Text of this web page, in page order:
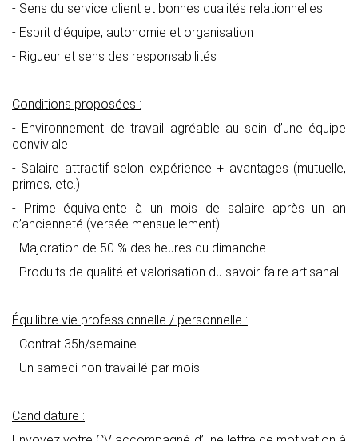
- Sens du service client et bonnes qualités relationnelles
- Esprit d’équipe, autonomie et organisation
- Rigueur et sens des responsabilités
Conditions proposées :
- Environnement de travail agréable au sein d’une équipe
conviviale
- Salaire attractif selon expérience + avantages (mutuelle,
primes, etc.)
- Prime équivalente à un mois de salaire après un an
d’ancienneté (versée mensuellement)
- Majoration de 50 % des heures du dimanche
- Produits de qualité et valorisation du savoir-faire artisanal
Équilibre vie professionnelle / personnelle :
- Contrat 35h/semaine
- Un samedi non travaillé par mois
Candidature :